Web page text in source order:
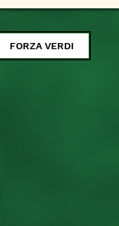
FORZA VERDI